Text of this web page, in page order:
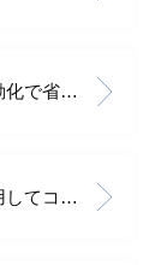
【遠心分離機の全自動化で省人化をしたい】MARKⅢβ
【使える部品を再利用してコストダウン】MARKⅢβ